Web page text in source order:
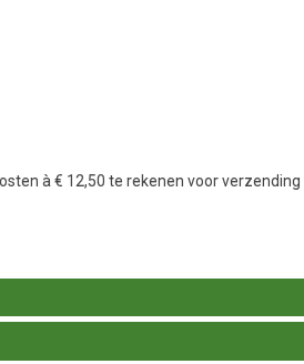
à € 12,50 te rekenen voor verzending